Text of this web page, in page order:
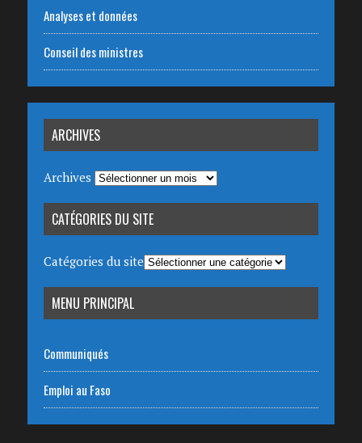
Analyses et données
Conseil des ministres
ARCHIVES
Archives
CATÉGORIES DU SITE
Catégories du site
MENU PRINCIPAL
Communiqués
Emploi au Faso